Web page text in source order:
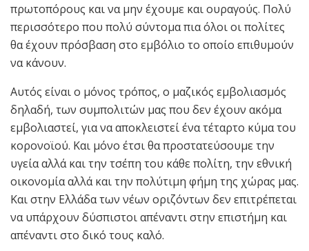
πρωτοπόρους και να μην έχουμε και ουραγούς. Πολύ
περισσότερο που πολύ σύντομα πια όλοι οι πολίτες
θα έχουν πρόσβαση στο εμβόλιο το οποίο επιθυμούν
να κάνουν.
Αυτός είναι ο μόνος τρόπος, ο μαζικός εμβολιασμός
δηλαδή, των συμπολιτών μας που δεν έχουν ακόμα
εμβολιαστεί, για να αποκλειστεί ένα τέταρτο κύμα του
κορονοϊού. Και μόνο έτσι θα προστατεύσουμε την
υγεία αλλά και την τσέπη του κάθε πολίτη, την εθνική
οικονομία αλλά και την πολύτιμη φήμη της χώρας μας.
Και στην Ελλάδα των νέων οριζόντων δεν επιτρέπεται
να υπάρχουν δύσπιστοι απέναντι στην επιστήμη και
απέναντι στο δικό τους καλό.